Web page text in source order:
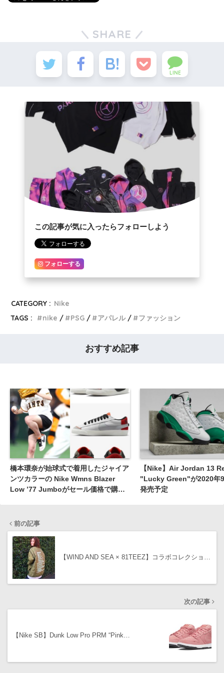
SHARE
LINE
この記事が気に入ったらフォローしよう
フォローする
CATEGORY : Nike
TAGS :
nike PSG アパレル ファッション
おすすめ記事
橋本環奈が始球式で着用したジャイア
ンツカラーの Nike Wmns Blazer
Low ’77 Jumboがセール価格で購入
【Nike】Air Jordan 13
"Lucky Green"が2020年
発売予定
前の記事
【WIND AND SEA × 81TEEZ】コラボコレクショ…
次の記事
【Nike SB】Dunk Low Pro PRM “Pink…